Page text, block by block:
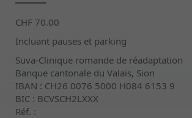
CHF 70.00
Incluant pauses et parking
Suva-Clinique romande de réadaptation
Banque cantonale du Valais, Sion
IBAN : CH26 0076 5000 H084 6153 9
BIC : BCVSCH2LXXX
Réf. :